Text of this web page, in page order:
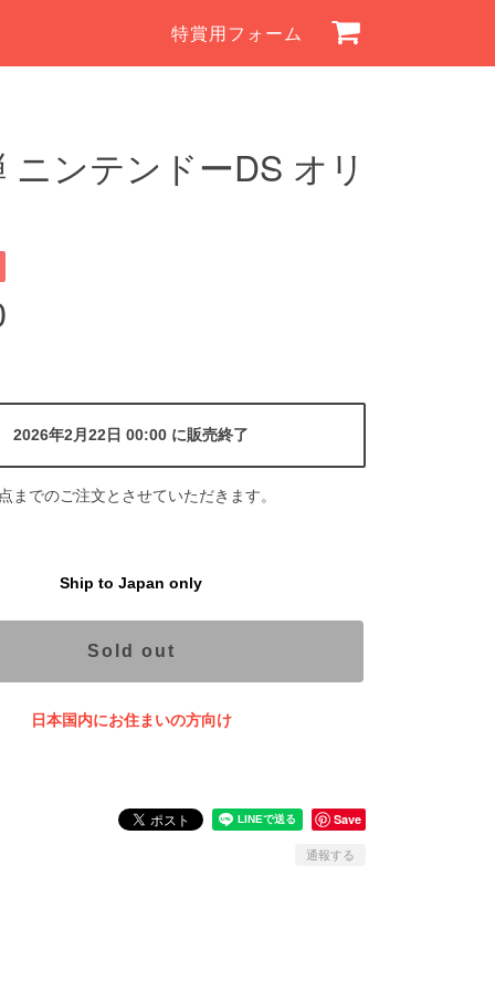
特賞用フォーム
ニンテンドーDS オリ
2026年2月22日 00:00 に販売終了
までのご注文とさせていただきます。
Ship to Japan only
Sold out
日本国内にお住まいの方向け
Save
通報する